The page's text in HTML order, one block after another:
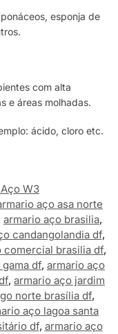
esponja de
com alta
e áreas molhadas.
ácido, cloro etc.
W3
aço asa norte
armario aço brasilia,
candangolandia df,
comercial brasilia df,
df, armario aço
, armario aço jardim
norte brasília df,
aço lagoa santa
df, armario aço